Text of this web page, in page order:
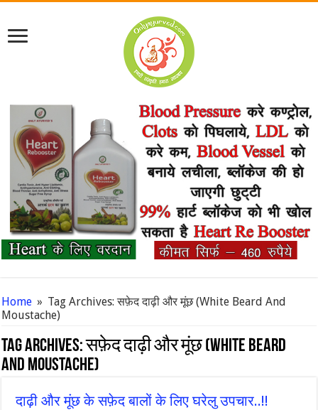
Home » Tag Archives: सफ़ेद दाढ़ी और मूंछ (White Beard And
Moustache)
Tag Archives:सफ़ेद दाढ़ी और मूंछ (White Beard
And Moustache)
दाढ़ी और मूंछ के सफ़ेद बालों के लिए घरेलु उपचार..!!